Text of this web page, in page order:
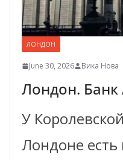
ЛОНДОН
June 30, 2026 Вика Нова
Лондон. Банк
У
Лондоне